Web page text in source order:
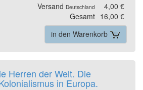
Versand Deutschland
4,00 €
Gesamt 16,00 €
in den Warenkorb
Herren der Welt. Die
in Europa.